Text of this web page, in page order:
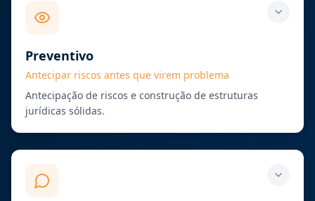
Preventivo
Antecipar riscos antes que virem problema
Antecipação de riscos e construção de estruturas
jurídicas sólidas.